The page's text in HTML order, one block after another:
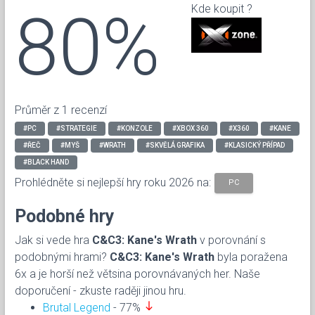
80%
Průměr z 1 recenzí
Kde koupit ?
#PC #STRATEGIE #KONZOLE #XBOX 360 #X360 #KANE
#ŘEČ #MYŠ #WRATH #SKVĚLÁ GRAFIKA #KLASICKÝ PŘÍPAD
#BLACK HAND
Prohlédněte si nejlepší hry roku 2026 na: PC
Podobné hry
Jak si vede hra C&C3: Kane's Wrath v porovnání s
podobnými hrami? C&C3: Kane's Wrath byla poražena
6x a je horší než větsina porovnávaných her. Naše
doporučení - zkuste raději jinou hru.
Brutal Legend - 77% south